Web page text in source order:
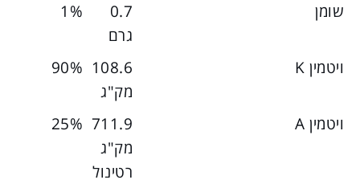
שומן
0.7
גרם
1%
ויטמין K
108.6
מק"ג
90%
ויטמין A
711.9
מק"ג
רטינול
25%